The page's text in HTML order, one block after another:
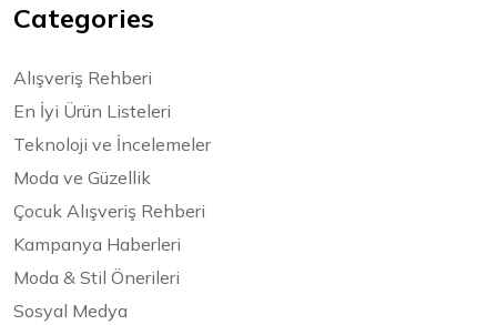
Categories
Alışveriş Rehberi
En İyi Ürün Listeleri
Teknoloji ve İncelemeler
Moda ve Güzellik
Çocuk Alışveriş Rehberi
Kampanya Haberleri
Moda & Stil Önerileri
Sosyal Medya